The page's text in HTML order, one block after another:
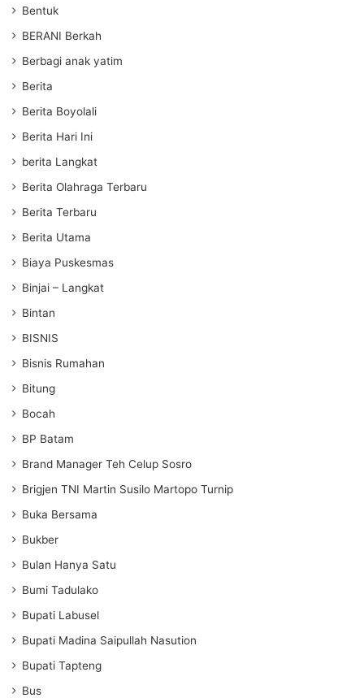
Bentuk
BERANI Berkah
Berbagi anak yatim
Berita
Berita Boyolali
Berita Hari Ini
berita Langkat
Berita Olahraga Terbaru
Berita Terbaru
Berita Utama
Biaya Puskesmas
Binjai – Langkat
Bintan
BISNIS
Bisnis Rumahan
Bitung
Bocah
BP Batam
Brand Manager Teh Celup Sosro
Brigjen TNI Martin Susilo Martopo Turnip
Buka Bersama
Bukber
Bulan Hanya Satu
Bumi Tadulako
Bupati Labusel
Bupati Madina Saipullah Nasution
Bupati Tapteng
Bus